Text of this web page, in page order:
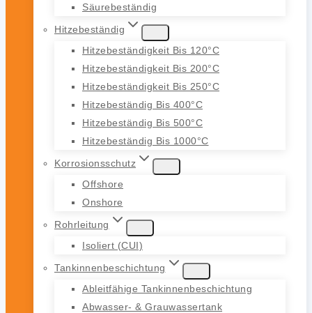
Säurebeständig
Hitzebeständig
Hitzebeständigkeit Bis 120°C
Hitzebeständigkeit Bis 200°C
Hitzebeständigkeit Bis 250°C
Hitzebeständig Bis 400°C
Hitzebeständig Bis 500°C
Hitzebeständig Bis 1000°C
Korrosionsschutz
Offshore
Onshore
Rohrleitung
Isoliert (CUI)
Tankinnenbeschichtung
Ableitfähige Tankinnenbeschichtung
Abwasser- & Grauwassertank